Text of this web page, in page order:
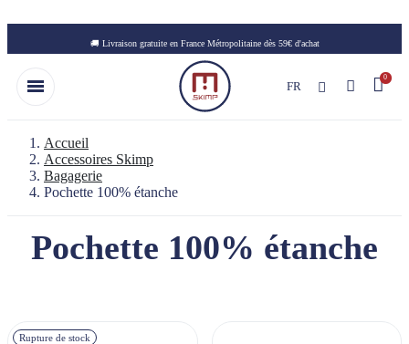
🚚 Livraison gratuite en France Métropolitaine dès 59€ d'achat
FR
Accueil
Accessoires Skimp
Bagagerie
Pochette 100% étanche
Pochette 100% étanche
Rupture de stock